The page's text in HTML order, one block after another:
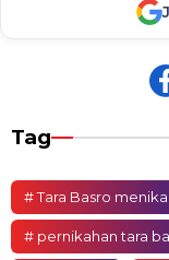
Tag
# Tara Basro
# pernikahan tara